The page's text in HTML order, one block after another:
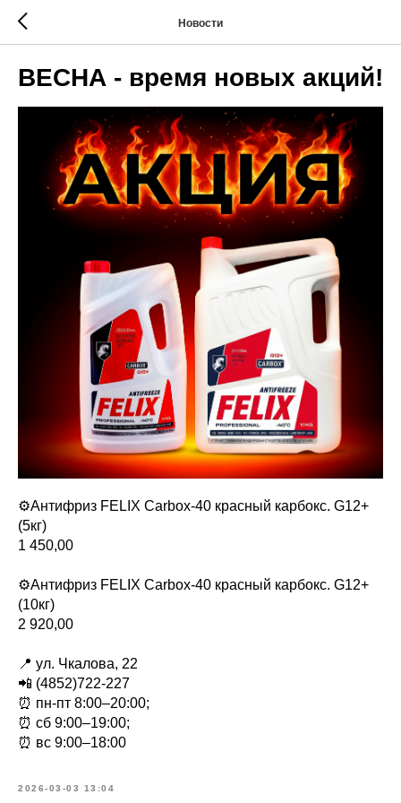
Новости
ВЕСНА - время новых акций!
⚙Антифриз FELIX Carbox-40 красный карбокс. G12+
(5кг)
1 450,00
⚙Антифриз FELIX Carbox-40 красный карбокс. G12+
(10кг)
2 920,00
📍 ул. Чкалова, 22
📲 (4852)722-227
⏰ пн-пт 8:00–20:00;
⏰ сб 9:00–19:00;
⏰ вс 9:00–18:00
2026-03-03 13:04